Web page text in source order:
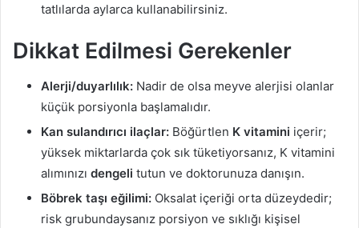
tatlılarda aylarca kullanabilirsiniz.
Dikkat Edilmesi Gerekenler
Alerji/duyarlılık: Nadir de olsa meyve alerjisi olanlar
küçük porsiyonla başlamalıdır.
Kan sulandırıcı ilaçlar: Böğürtlen K vitamini içerir;
yüksek miktarlarda çok sık tüketiyorsanız, K vitamini
alımınızı dengeli tutun ve doktorunuza danışın.
Böbrek taşı eğilimi: Oksalat içeriği orta düzeydedir;
risk grubundaysanız porsiyon ve sıklığı kişisel